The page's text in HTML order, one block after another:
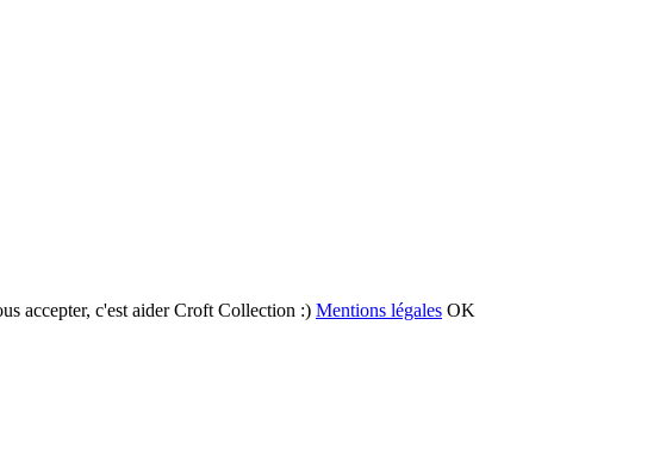
accepter, c'est aider Croft Collection :) Mentions légales OK